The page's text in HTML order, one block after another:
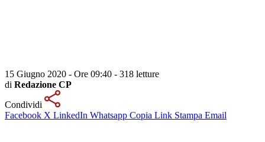
15 Giugno 2020 - Ore 09:40 - 318 letture
di Redazione CP
Condividi
Facebook X LinkedIn Whatsapp Copia Link Stampa Email